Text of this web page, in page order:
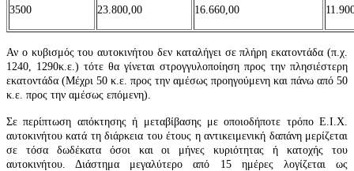
3500 23.800,00 16.660,00
Αν ο κυβισμός του αυτοκινήτου δεν καταλήγει σε πλήρη εκατοντάδα (π.χ.
1240, 1290κ.ε.) τότε θα γίνεται στρογγυλοποίηση προς την πλησιέστερη
εκατοντάδα (Μέχρι 50 κ.ε. προς την αμέσως προηγούμενη και πάνω από 50
κ.ε. προς την αμέσως επόμενη).
Σε περίπτωση απόκτησης ή μεταβίβασης με οποιοδήποτε τρόπο Ε.Ι.Χ.
αυτοκινήτου κατά τη διάρκεια του έτους η αντικειμενική δαπάνη μερίζεται
σε τόσα δωδέκατα όσοι και οι μήνες κυριότητας ή κατοχής του
αυτοκινήτου. Διάστημα μεγαλύτερο από 15 ημέρες λογίζεται ως